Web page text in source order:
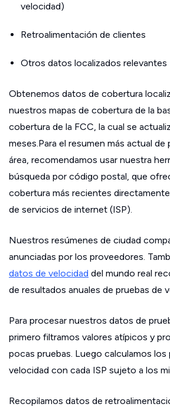
velocidad)
Retroalimentación de clientes
Otros datos localizados relevantes
Obtenemos datos de cobertura
nuestros mapas de cobertura de la
cobertura de la FCC, la cual se
meses.Para el resumen más actual
área, recomendamos usar nuestra
búsqueda por código postal, que
cobertura más recientes
de servicios de internet (ISP).
Nuestros resúmenes de ciudad
anunciadas por los proveedores.
datos de velocidad del mundo real
de resultados anuales de pruebas de
Para procesar nuestros datos de
primero filtramos valores atípicos y
pocas pruebas. Luego calculamos los
velocidad con cada ISP sujeto a los
Recopilamos datos de